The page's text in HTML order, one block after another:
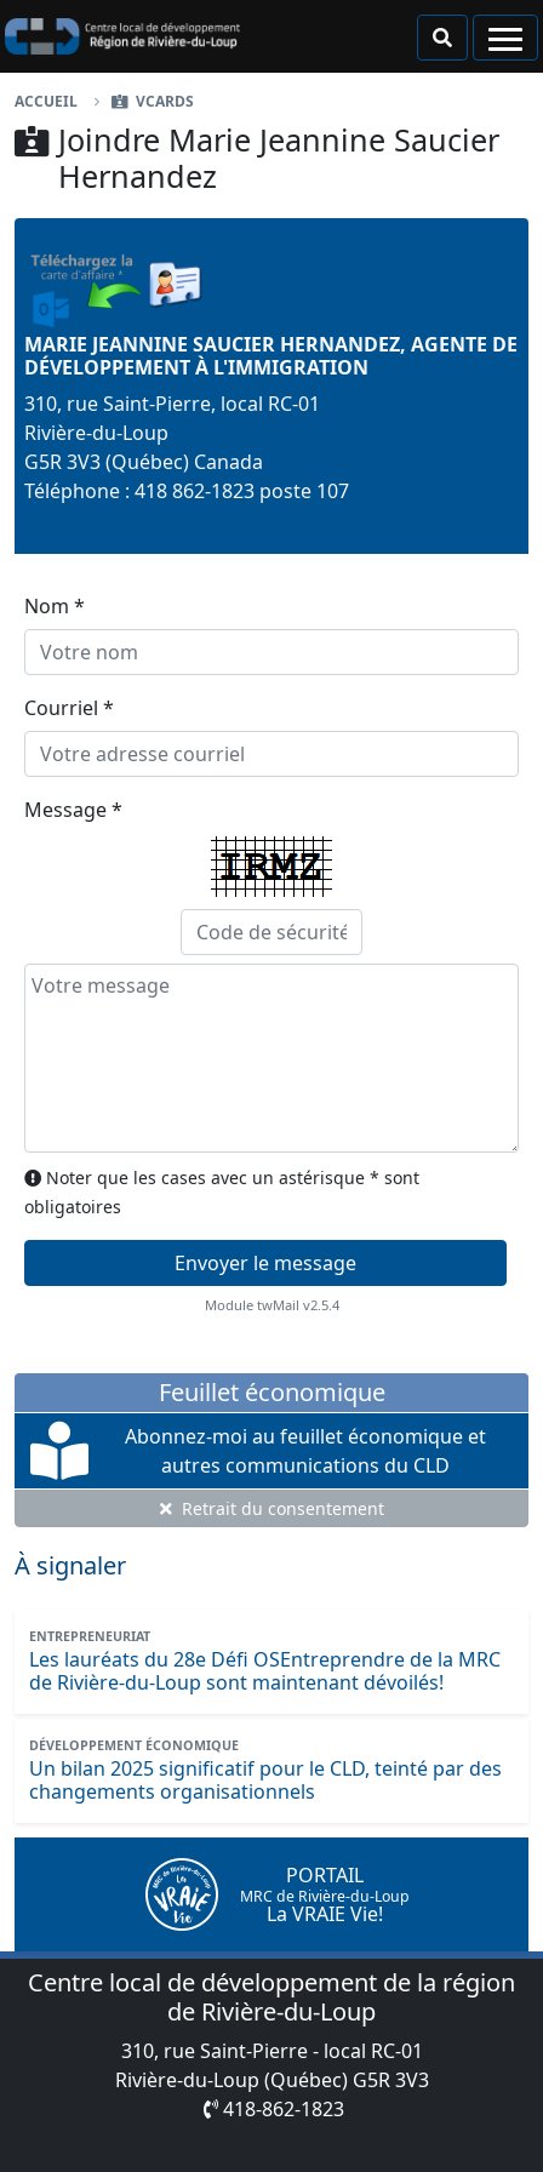
Passer au contenu principal
ACCUEIL VCARDS
Feuillet économique
Abonnez-moi au feuillet économique et
autres communications du CLD
Retrait du consentement
À signaler
ENTREPRENEURIAT
Les lauréats du 28e Défi OSEntreprendre de la MRC
de Rivière-du-Loup sont maintenant dévoilés!
DÉVELOPPEMENT ÉCONOMIQUE
Un bilan 2025 significatif pour le CLD, teinté par des
changements organisationnels
PORTAIL
MRC de Rivière-du-Loup
La VRAIE Vie!
Joindre Marie Jeannine Saucier
Hernandez
MARIE JEANNINE SAUCIER HERNANDEZ, AGENTE DE
DÉVELOPPEMENT À L'IMMIGRATION
310, rue Saint-Pierre, local RC-01
Rivière-du-Loup
G5R 3V3 (Québec) Canada
Téléphone : 418 862-1823 poste 107
Nom *
Courriel *
Message *
Noter que les cases avec un astérisque * sont
obligatoires
Module twMail v2.5.4
Centre local de développement de la région
de Rivière-du-Loup
310, rue Saint-Pierre - local RC-01
Rivière-du-Loup (Québec) G5R 3V3
418-862-1823